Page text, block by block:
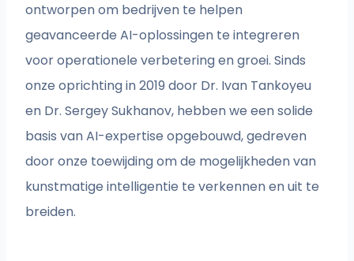
ontworpen om bedrijven te helpen
geavanceerde AI-oplossingen te integreren
voor operationele verbetering en groei. Sinds
onze oprichting in 2019 door Dr. Ivan Tankoyeu
en Dr. Sergey Sukhanov, hebben we een solide
basis van AI-expertise opgebouwd, gedreven
door onze toewijding om de mogelijkheden van
kunstmatige intelligentie te verkennen en uit te
breiden.